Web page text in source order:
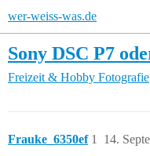
wer-weiss-was.de
Sony DSC P7
Freizeit & Hobby Fotografie
Frauke_6350ef 14.
1